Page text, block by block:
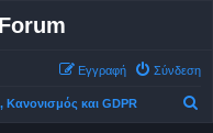
Σύνδεση
Εγγραφή
Κανονισμός και GDPR